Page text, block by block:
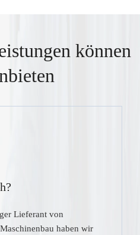
können
Lieferant von
haben wir